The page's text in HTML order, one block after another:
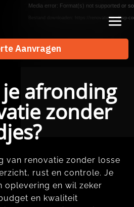
Aanvragen
Aanvragen
Media error: Format(s) not supported or
Bestand downloaden: https://renovatienu.nl/wp-
afronding
zonder
van renovatie zonder losse
rust en controle.​ Je
oplevering en wil zeker
en kwaliteit